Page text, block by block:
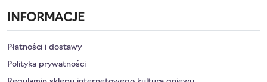
INFORMACJE
Płatności i dostawy
Polityka prywatności